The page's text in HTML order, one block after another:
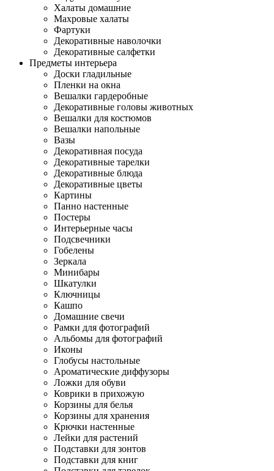
Халаты домашние
Махровые халаты
Фартуки
Декоративные наволочки
Декоративные салфетки
Предметы интерьера
Доски гладильные
Пленки на окна
Вешалки гардеробные
Декоративные головы животных
Вешалки для костюмов
Вешалки напольные
Вазы
Декоративная посуда
Декоративные тарелки
Декоративные блюда
Декоративные цветы
Картины
Панно настенные
Постеры
Интерьерные часы
Подсвечники
Гобелены
Зеркала
Минибары
Шкатулки
Ключницы
Кашпо
Домашние свечи
Рамки для фотографий
Альбомы для фотографий
Иконы
Глобусы настольные
Ароматические диффузоры
Ложки для обуви
Коврики в прихожую
Корзины для белья
Корзины для хранения
Крючки настенные
Лейки для растений
Подставки для зонтов
Подставки для книг